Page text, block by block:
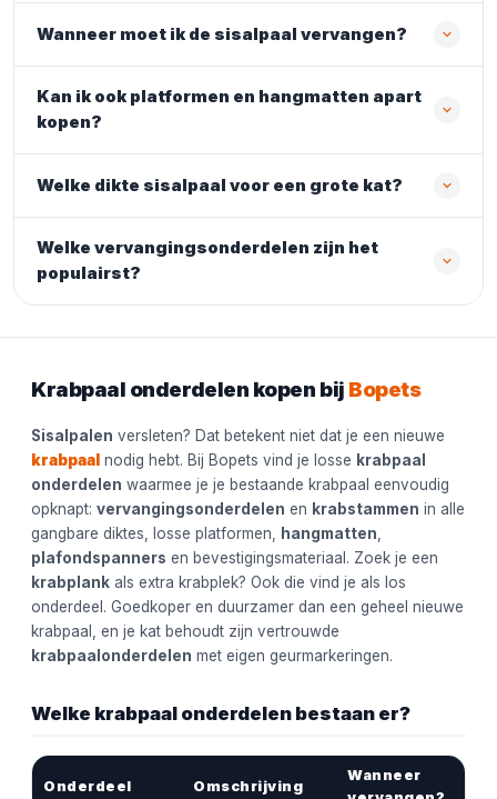
Wanneer moet ik de sisalpaal vervangen?
Kan ik ook platformen en hangmatten apart
kopen?
Welke dikte sisalpaal voor een grote kat?
Welke vervangingsonderdelen zijn het
populairst?
Krabpaal onderdelen kopen bij Bopets
Sisalpalen versleten? Dat betekent niet dat je een nieuwe
krabpaal nodig hebt. Bij Bopets vind je losse krabpaal
onderdelen waarmee je je bestaande krabpaal eenvoudig
opknapt: vervangingsonderdelen en krabstammen in alle
gangbare diktes, losse platformen, hangmatten,
plafondspanners en bevestigingsmateriaal. Zoek je een
krabplank als extra krabplek? Ook die vind je als los
onderdeel. Goedkoper en duurzamer dan een geheel nieuwe
krabpaal, en je kat behoudt zijn vertrouwde
krabpaalonderdelen met eigen geurmarkeringen.
Welke krabpaal onderdelen bestaan er?
Onderdeel Omschrijving
Wanneer